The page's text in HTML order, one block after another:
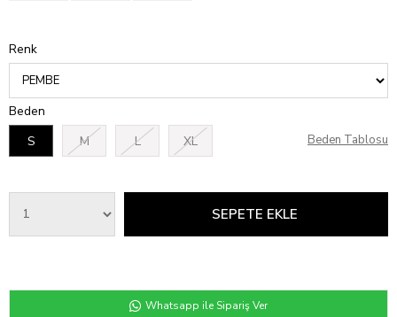
Renk
Beden
S
M L XL Beden Tablosu
Whatsapp ile Sipariş Ver